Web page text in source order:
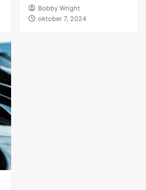
Bobby Wright
oktober 7, 2024